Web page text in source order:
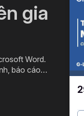
gia
Word.
báo cáo